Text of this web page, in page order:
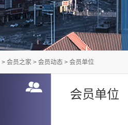
会员单位
> 会员之家 > 会员动态 > 会员单位